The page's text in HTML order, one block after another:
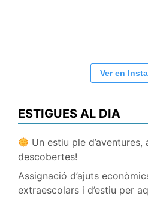
Ver en
ESTIGUES AL DIA
Un estiu ple
descobertes!
Assignació d’ajuts
extraescolars i d’estiu per